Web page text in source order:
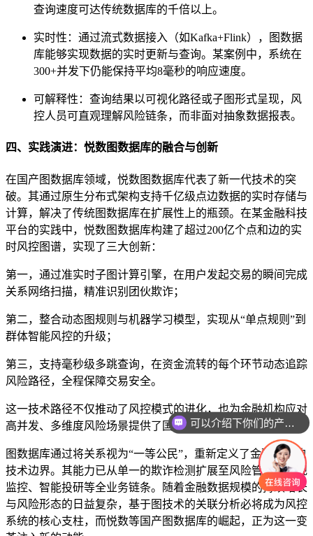
查询速度可达传统数据库的千倍以上。
实时性：通过流式数据接入（如Kafka+Flink），图数据
库能够实现数据的实时更新与查询。某案例中，系统在
300+并发下仍能保持平均8毫秒的响应速度。
可解释性：查询结果以可视化路径或子图形式呈现，风
控人员可直观理解风险链条，而非面对抽象数据报表。
四、实践演进：悦数图数据库的融合与创新
在国产图数据库领域，悦数图数据库代表了新一代技术的突
破。其通过原生分布式架构支持千亿级点边数据的实时存储与
计算，解决了传统图数据库在扩展性上的瓶颈。在某金融科技
平台的实践中，悦数图数据库构建了超过200亿个点和边的实
时风控图谱，实现了三大创新：
第一，通过准实时子图计算引擎，在用户发起交易的瞬间完成
关系网络扫描，精准识别团伙欺诈；
第二，整合动态图规则与机器学习模型，实现从“单点规则”到
群体智能风控的升级；
第三，支持毫秒级多跳查询，在资金流转的每个环节动态追踪
风险路径，全程保障交易安全。
这一技术路径不仅推动了风控模式的进化，也为金融机构应对
高并发、多维度风险场景提供了国产化解决方案。
图数据库通过将关系视为“一等公民”，重新定义了金融风控的
技术边界。其能力已从单一的欺诈检测扩展至风险管理、合规
监控、智能投研等全业务链条。随着金融数据规模的持续增长
与风险形态的日益复杂，基于图技术的关联分析必将成为风控
系统的核心支柱，而悦数等国产图数据库的崛起，正为这一变